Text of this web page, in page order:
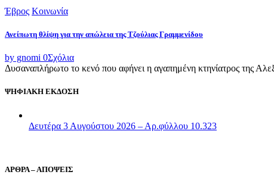
Έβρος Κοινωνία
Ανείπωτη θλίψη για την απώλεια της Τζούλιας Γραμμενίδου
by gnomi 0Σχόλια
Δυσαναπλήρωτο το κενό που αφήνει η αγαπημένη κτηνίατρος της
ΨΗΦΙΑΚΗ ΕΚΔΟΣΗ
Δευτέρα 3 Αυγούστου 2026 – Αρ.φύλλου 10.323
ΑΡΘΡΑ – ΑΠΟΨΕΙΣ